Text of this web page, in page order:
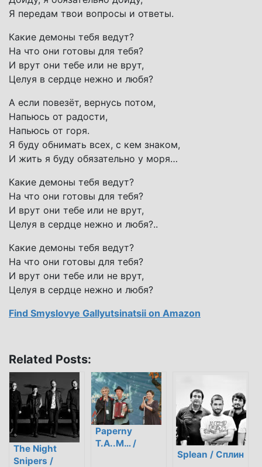
Я передам твои вопросы и ответы.
Какие демоны тебя ведут?
На что они готовы для тебя?
И врут они тебе или не врут,
Целуя в сердце нежно и любя?
А если повезёт, вернусь потом,
Напьюсь от радости,
Напьюсь от горя.
Я буду обнимать всех, с кем знаком,
И жить я буду обязательно у моря…
Какие демоны тебя ведут?
На что они готовы для тебя?
И врут они тебе или не врут,
Целуя в сердце нежно и любя?..
Какие демоны тебя ведут?
На что они готовы для тебя?
И врут они тебе или не врут,
Целуя в сердце нежно и любя?
Find Smyslovye Gallyutsinatsii on Amazon
Related Posts:
The Night
Snipers /
Paperny
T.A..M… /
Splean / Сплин